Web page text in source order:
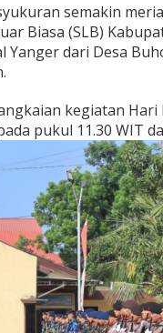
semakin
Biasa (SLB)
Yanger dari Desa
kegiatan
pukul 11.30 WIT